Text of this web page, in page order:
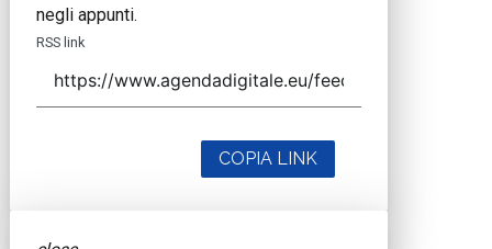
negli appunti.
RSS link
COPIA LINK